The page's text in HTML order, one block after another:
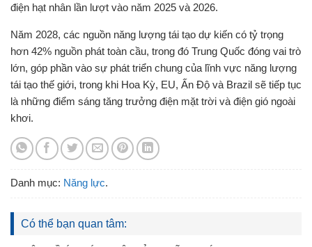
điện hạt nhân lần lượt vào năm 2025 và 2026.
Năm 2028, các nguồn năng lượng tái tạo dự kiến có tỷ trọng
hơn 42% nguồn phát toàn cầu, trong đó Trung Quốc đóng vai trò
lớn, góp phần vào sự phát triển chung của lĩnh vực năng lượng
tái tạo thế giới, trong khi Hoa Kỳ, EU, Ấn Độ và Brazil sẽ tiếp tục
là những điểm sáng tăng trưởng điện mặt trời và điện gió ngoài
khơi.
Danh mục: Năng lực.
Có thể bạn quan tâm: